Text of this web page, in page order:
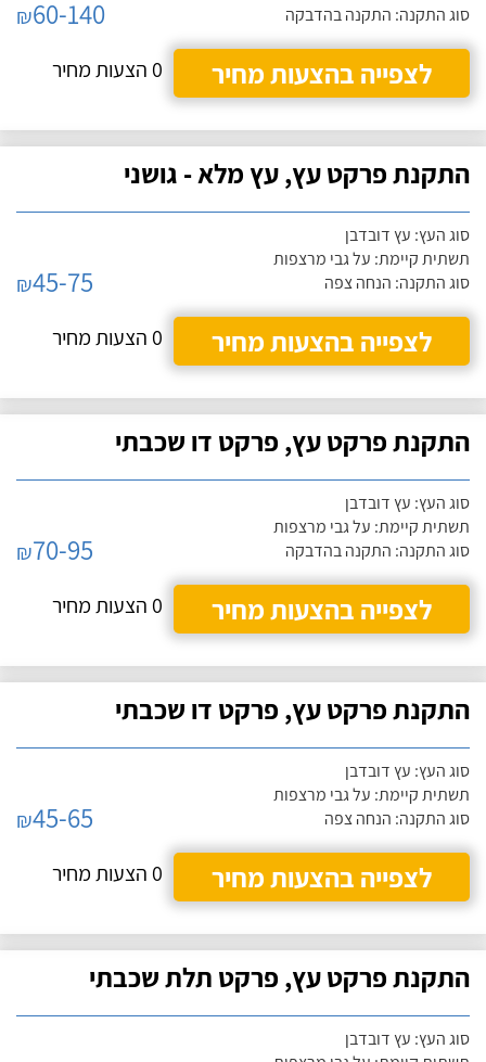
סוג התקנה: התקנה בהדבקה
₪60-140
לצפייה בהצעות מחיר
0 הצעות מחיר
התקנת פרקט עץ, עץ מלא - גושני
סוג העץ: עץ דובדבן
תשתית קיימת: על גבי מרצפות
סוג התקנה: הנחה צפה
₪45-75
לצפייה בהצעות מחיר
0 הצעות מחיר
התקנת פרקט עץ, פרקט דו שכבתי
סוג העץ: עץ דובדבן
תשתית קיימת: על גבי מרצפות
סוג התקנה: התקנה בהדבקה
₪70-95
לצפייה בהצעות מחיר
0 הצעות מחיר
התקנת פרקט עץ, פרקט דו שכבתי
סוג העץ: עץ דובדבן
תשתית קיימת: על גבי מרצפות
סוג התקנה: הנחה צפה
₪45-65
לצפייה בהצעות מחיר
0 הצעות מחיר
התקנת פרקט עץ, פרקט תלת שכבתי
סוג העץ: עץ דובדבן